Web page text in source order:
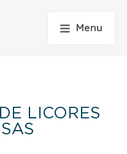
Menu
LICORES